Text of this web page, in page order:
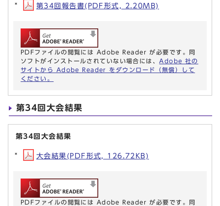
第34回報告書(PDF形式, 2.20MB)
PDFファイルの閲覧には Adobe Reader が必要です。同
ソフトがインストールされていない場合には、 Adobe 社の
サイトから Adobe Reader をダウンロード（無償）して
ください。
第34回大会結果
第34回大会結果
大会結果(PDF形式, 126.72KB)
PDFファイルの閲覧には Adobe Reader が必要です。同